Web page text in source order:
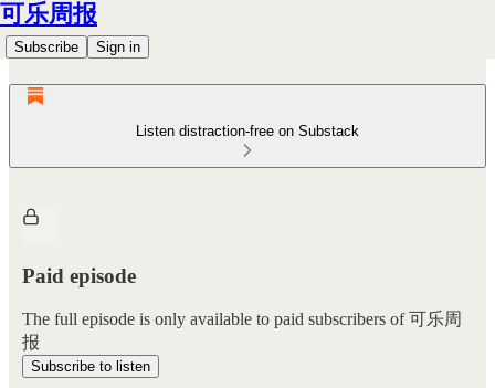
可乐周报
Subscribe Sign in
Listen distraction-free on Substack
Paid episode
The full episode is only available to paid subscribers of 可乐周
报
Subscribe to listen